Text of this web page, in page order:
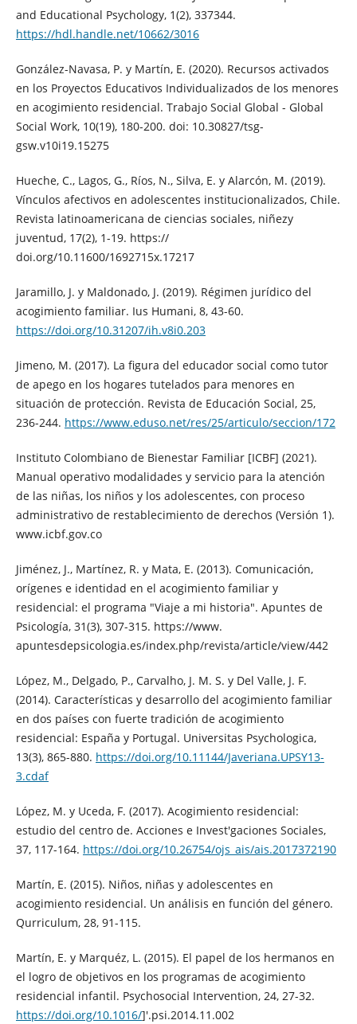
and Educational Psychology, 1(2), 337344.
https://hdl.handle.net/10662/3016
González-Navasa, P. y Martín, E. (2020). Recursos activados
en los Proyectos Educativos Individualizados de los menores
en acogimiento residencial. Trabajo Social Global - Global
Social Work, 10(19), 180-200. doi: 10.30827/tsg-
gsw.v10i19.15275
Hueche, C., Lagos, G., Ríos, N., Silva, E. y Alarcón, M. (2019).
Vínculos afectivos en adolescentes institucionalizados, Chile.
Revista latinoamericana de ciencias sociales, niñezy
juventud, 17(2), 1-19. https://
doi.org/10.11600/1692715x.17217
Jaramillo, J. y Maldonado, J. (2019). Régimen jurídico del
acogimiento familiar. Ius Humani, 8, 43-60.
https://doi.org/10.31207/ih.v8i0.203
Jimeno, M. (2017). La figura del educador social como tutor
de apego en los hogares tutelados para menores en
situación de protección. Revista de Educación Social, 25,
236-244. https://www.eduso.net/res/25/articulo/seccion/172
Instituto Colombiano de Bienestar Familiar [ICBF] (2021).
Manual operativo modalidades y servicio para la atención
de las niñas, los niños y los adolescentes, con proceso
administrativo de restablecimiento de derechos (Versión 1).
www.icbf.gov.co
Jiménez, J., Martínez, R. y Mata, E. (2013). Comunicación,
orígenes e identidad en el acogimiento familiar y
residencial: el programa "Viaje a mi historia". Apuntes de
Psicología, 31(3), 307-315. https://www.
apuntesdepsicologia.es/index.php/revista/article/view/442
López, M., Delgado, P., Carvalho, J. M. S. y Del Valle, J. F.
(2014). Características y desarrollo del acogimiento familiar
en dos países con fuerte tradición de acogimiento
residencial: España y Portugal. Universitas Psychologica,
13(3), 865-880. https://doi.org/10.11144/Javeriana.UPSY13-
3.cdaf
López, M. y Uceda, F. (2017). Acogimiento residencial:
estudio del centro de. Acciones e Invest'gaciones Sociales,
37, 117-164. https://doi.org/10.26754/ojs_ais/ais.2017372190
Martín, E. (2015). Niños, niñas y adolescentes en
acogimiento residencial. Un análisis en función del género.
Qurriculum, 28, 91-115.
Martín, E. y Marquéz, L. (2015). El papel de los hermanos en
el logro de objetivos en los programas de acogimiento
residencial infantil. Psychosocial Intervention, 24, 27-32.
https://doi.org/10.1016/]'.psi.2014.11.002